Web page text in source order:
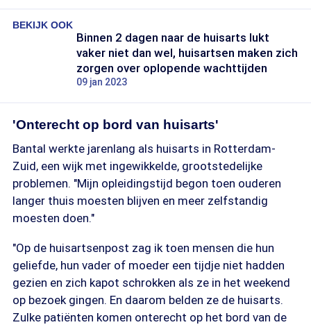
BEKIJK OOK
Binnen 2 dagen naar de huisarts lukt
vaker niet dan wel, huisartsen maken zich
zorgen over oplopende wachttijden
09 jan 2023
'Onterecht op bord van huisarts'
Bantal werkte jarenlang als huisarts in Rotterdam-
Zuid, een wijk met ingewikkelde, grootstedelijke
problemen. "Mijn opleidingstijd begon toen ouderen
langer thuis moesten blijven en meer zelfstandig
moesten doen."
"Op de huisartsenpost zag ik toen mensen die hun
geliefde, hun vader of moeder een tijdje niet hadden
gezien en zich kapot schrokken als ze in het weekend
op bezoek gingen. En daarom belden ze de huisarts.
Zulke patiënten komen onterecht op het bord van de